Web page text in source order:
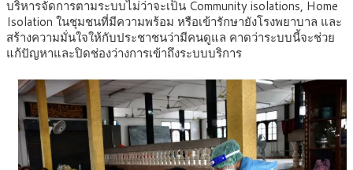
บริหารจัดการตามระบบไม่ว่าจะเป็น Community isolations, Home
Isolation ในชุมชนที่มีความพร้อม หรือเข้ารักษายังโรงพยาบาล และ
สร้างความมั่นใจให้กับประชาชนว่ามีคนดูแล คาดว่าระบบนี้จะช่วย
แก้ปัญหาและปิดช่องว่างการเข้าถึงระบบบริการ